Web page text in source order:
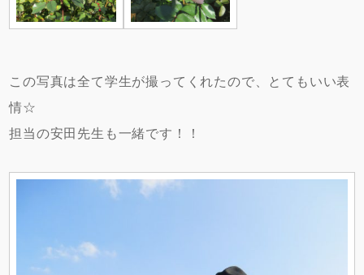
この写真は全て学生が撮ってくれたので、とてもいい表
情☆
担当の安田先生も一緒です！！